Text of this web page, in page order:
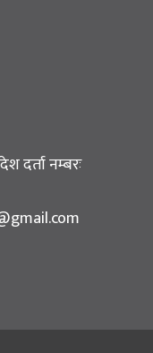
दर्ता नम्बरः